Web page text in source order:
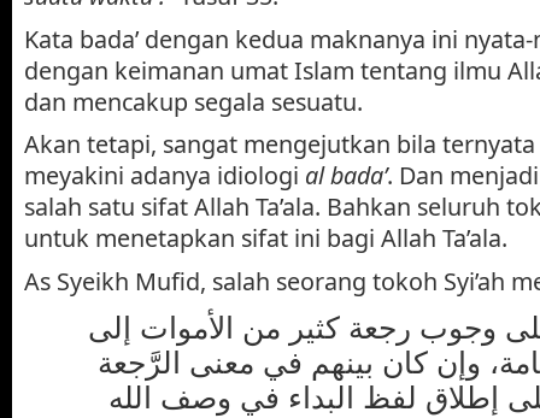
Kata bada’ dengan kedua maknanya ini
dengan keimanan umat Islam tentang ilmu
dan mencakup segala sesuatu.
Akan tetapi, sangat mengejutkan bila ternyata
meyakini adanya idiologi al bada’. Dan
salah satu sifat Allah Ta’ala. Bahkan seluruh
untuk menetapkan sifat ini bagi Allah Ta’ala.
As Syeikh Mufid, salah seorang tokoh Syi’ah
وجوب رجعة كثير من الأموات إلى
وإن كان بينهم في معنى الرَّجعة
إطلاق لفظ البداء في وصف الله